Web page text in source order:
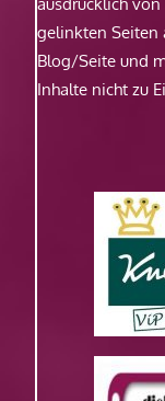
gelinkten Seiten
Blog/Seite und
Inhalte nicht zu